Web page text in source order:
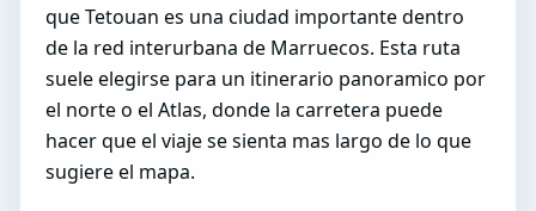
que Tetouan es una ciudad importante dentro
de la red interurbana de Marruecos. Esta ruta
suele elegirse para un itinerario panoramico por
el norte o el Atlas, donde la carretera puede
hacer que el viaje se sienta mas largo de lo que
sugiere el mapa.